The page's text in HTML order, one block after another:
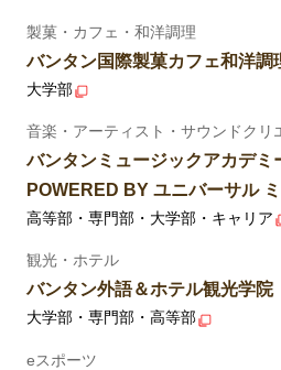
製菓・カフェ・和洋調理
バンタン国際製菓カフェ和洋調
大学部
音楽・アーティスト・サウンドクリ
バンタンミュージックアカデミ
POWERED BY ユニバーサル
高等部・専門部・大学部・キャリア
観光・ホテル
バンタン外語＆ホテル観光学院
大学部・専門部・高等部
eスポーツ